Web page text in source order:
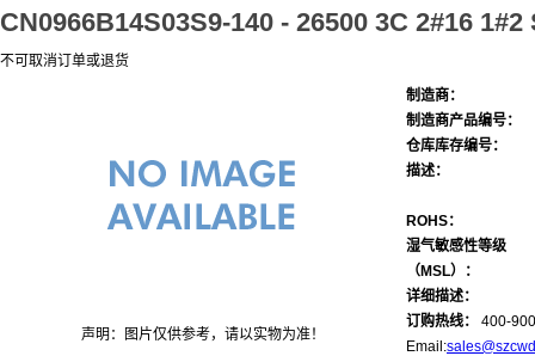
CN0966B14S03S9-140 - 26500 3C 2#16
不可取消订单或退货
声明：图片仅供参考，请以实物为准！
制造商：
制造商产品编号：
仓库库存编号：
描述：
ROHS：
湿气敏感性等级
（MSL）：
详细描述：
订购热线：
400-
Email: